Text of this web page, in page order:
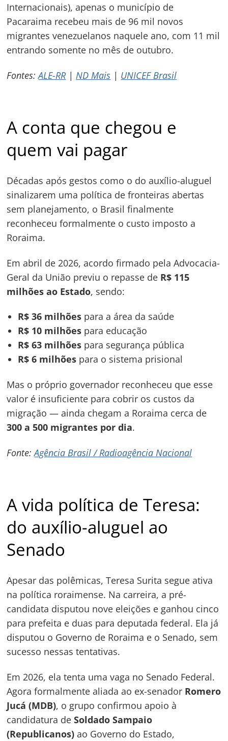
Internacionais), apenas o município de
Pacaraima recebeu mais de 96 mil novos
migrantes venezuelanos naquele ano, com 11 mil
entrando somente no mês de outubro.
Fontes:ALE-RR|ND Mais | UNICEF Brasil
A conta que chegou e
quem vai pagar
Décadas após gestos como o do auxílio-aluguel
sinalizarem uma política de fronteiras abertas
sem planejamento, o Brasil finalmente
reconheceu formalmente o custo imposto a
Roraima.
Em abril de 2026, acordo firmado pela Advocacia-
Geral da União previu o repasse de R$ 115
milhões ao Estado, sendo:
R$ 36 milhões para a área da saúde
R$ 10 milhões para educação
R$ 63 milhões para segurança pública
R$ 6 milhões para o sistema prisional
Mas o próprio governador reconheceu que esse
valor é insuficiente para cobrir os custos da
migração — ainda chegam a Roraima cerca de
300 a 500 migrantes por dia.
Fonte:Agência Brasil / Radioagência Nacional
A vida política de Teresa:
do auxílio-aluguel ao
Senado
Apesar das polêmicas, Teresa Surita segue ativa
na política roraimense. Na carreira, a pré-
candidata disputou nove eleições e ganhou cinco
para prefeita e duas para deputada federal. Ela já
disputou o Governo de Roraima e o Senado, sem
sucesso nessas tentativas.
Em 2026, ela tenta uma vaga no Senado Federal.
Agora formalmente aliada ao ex-senador Romero
Jucá (MDB), o grupo confirmou apoio à
candidatura deSoldado Sampaio
(Republicanos) ao Governo do Estado,
Post